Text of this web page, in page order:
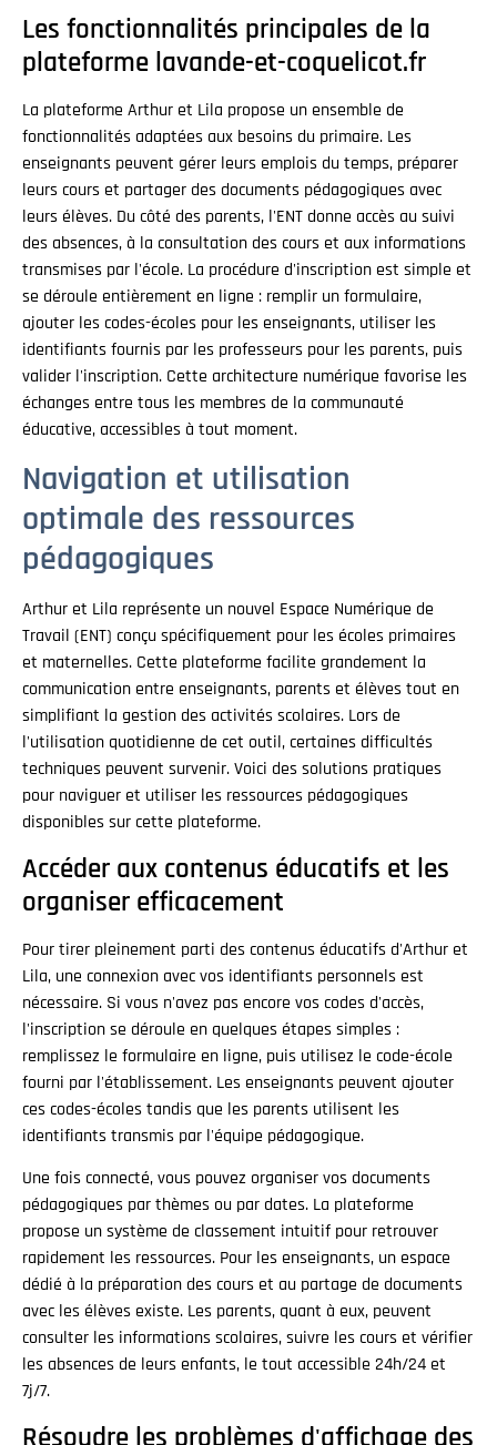
Les fonctionnalités principales de la
plateforme lavande-et-coquelicot.fr
La plateforme Arthur et Lila propose un ensemble de
fonctionnalités adaptées aux besoins du primaire. Les
enseignants peuvent gérer leurs emplois du temps, préparer
leurs cours et partager des documents pédagogiques avec
leurs élèves. Du côté des parents, l'ENT donne accès au suivi
des absences, à la consultation des cours et aux informations
transmises par l'école. La procédure d'inscription est simple et
se déroule entièrement en ligne : remplir un formulaire,
ajouter les codes-écoles pour les enseignants, utiliser les
identifiants fournis par les professeurs pour les parents, puis
valider l'inscription. Cette architecture numérique favorise les
échanges entre tous les membres de la communauté
éducative, accessibles à tout moment.
Navigation et utilisation
optimale des ressources
pédagogiques
Arthur et Lila représente un nouvel Espace Numérique de
Travail (ENT) conçu spécifiquement pour les écoles primaires
et maternelles. Cette plateforme facilite grandement la
communication entre enseignants, parents et élèves tout en
simplifiant la gestion des activités scolaires. Lors de
l'utilisation quotidienne de cet outil, certaines difficultés
techniques peuvent survenir. Voici des solutions pratiques
pour naviguer et utiliser les ressources pédagogiques
disponibles sur cette plateforme.
Accéder aux contenus éducatifs et les
organiser efficacement
Pour tirer pleinement parti des contenus éducatifs d'Arthur et
Lila, une connexion avec vos identifiants personnels est
nécessaire. Si vous n'avez pas encore vos codes d'accès,
l'inscription se déroule en quelques étapes simples :
remplissez le formulaire en ligne, puis utilisez le code-école
fourni par l'établissement. Les enseignants peuvent ajouter
ces codes-écoles tandis que les parents utilisent les
identifiants transmis par l'équipe pédagogique.
Une fois connecté, vous pouvez organiser vos documents
pédagogiques par thèmes ou par dates. La plateforme
propose un système de classement intuitif pour retrouver
rapidement les ressources. Pour les enseignants, un espace
dédié à la préparation des cours et au partage de documents
avec les élèves existe. Les parents, quant à eux, peuvent
consulter les informations scolaires, suivre les cours et vérifier
les absences de leurs enfants, le tout accessible 24h/24 et
7j/7.